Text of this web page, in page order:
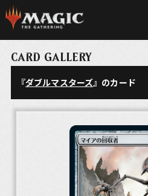
CARD GALLERY
『ダブルマスターズ』のカード